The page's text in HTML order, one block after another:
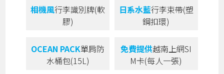
相機風行李識別牌(軟
膠)
日系水藍行李束帶(塑
鋼扣環)
OCEAN PACK單肩防
水桶包(15L)
免費提供越南上網SI
M卡(每人一張)